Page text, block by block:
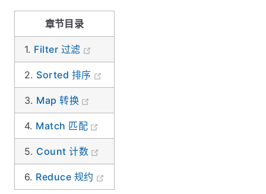
章节目录
1. Filter 过滤
2. Sorted 排序
3. Map 转换
4. Match 匹配
5. Count 计数
6. Reduce 规约